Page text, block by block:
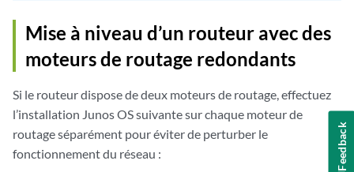
Mise à niveau d’un routeur avec des
moteurs de routage redondants
Si le routeur dispose de deux moteurs de routage, effectuez
l’installation Junos OS suivante sur chaque moteur de
routage séparément pour éviter de perturber le
fonctionnement du réseau :
Feedback